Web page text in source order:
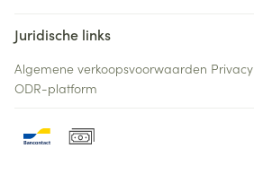
Juridische links
Algemene verkoopsvoorwaarden
ODR-platform